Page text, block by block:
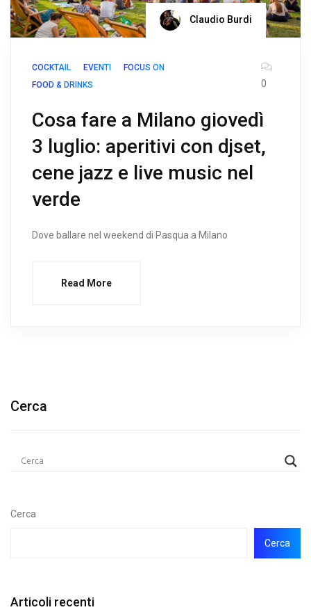
Claudio Burdi
COCKTAIL EVENTI
FOCUS ON
FOOD & DRINKS
0
Cosa fare a Milano giovedì
3 luglio: aperitivi con djset,
cene jazz e live music nel
verde
Dove ballare nel weekend di Pasqua a Milano
Read More
Cerca
Cerca
Cerca
Articoli recenti